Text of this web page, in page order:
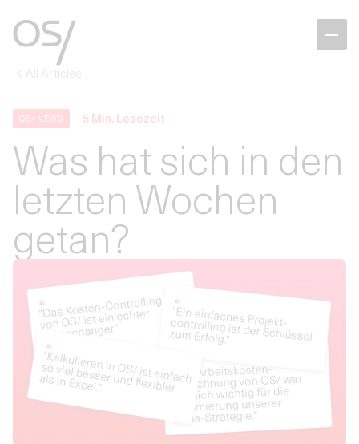
OS/ NEWS 5 Min. Lesezeit
Was hat sich in den
letzten Wochen
getan?